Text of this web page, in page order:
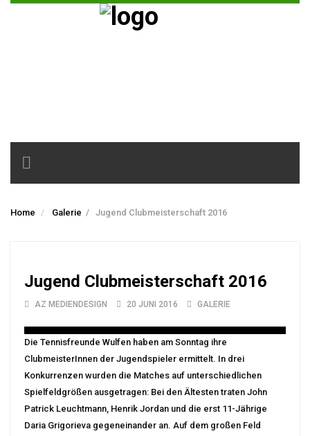
Toggle
navigation
Home Galerie / Jugend Clubmeisterschaft 2016
Jugend Clubmeisterschaft 2016
AZ MEDIENDESIGN 20 JUNI 2016 GALERIE
Die Tennisfreunde Wulfen haben am Sonntag ihre
ClubmeisterInnen der Jugendspieler ermittelt. In drei
Konkurrenzen wurden die Matches auf unterschiedlichen
Spielfeldgrößen ausgetragen: Bei den Ältesten traten John
Patrick Leuchtmann, Henrik Jordan und die erst 11-Jährige
Daria Grigorieva gegeneinander an. Auf dem großen Feld